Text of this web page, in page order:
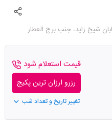
شیخ زاید، جنب برج العطار
قیمت استعلام شود
رزرو ارزان ترین پکیج
تغییر تاریخ و تعداد شب